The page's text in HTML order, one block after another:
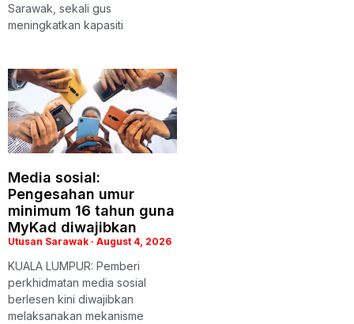
Sarawak, sekali gus
meningkatkan kapasiti
Media sosial:
Pengesahan umur
minimum 16 tahun guna
MyKad diwajibkan
Utusan Sarawak August 4, 2026
KUALA LUMPUR: Pemberi
perkhidmatan media sosial
berlesen kini diwajibkan
melaksanakan mekanisme